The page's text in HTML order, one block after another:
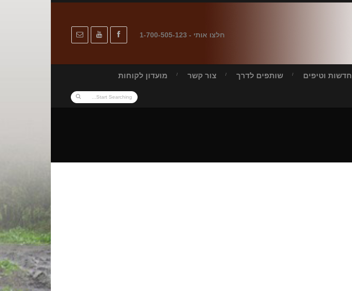
חלצו אותי - 1-700-505-123
חדשות וטיפים שותפים לדרך צור קשר מועדון לקוחות